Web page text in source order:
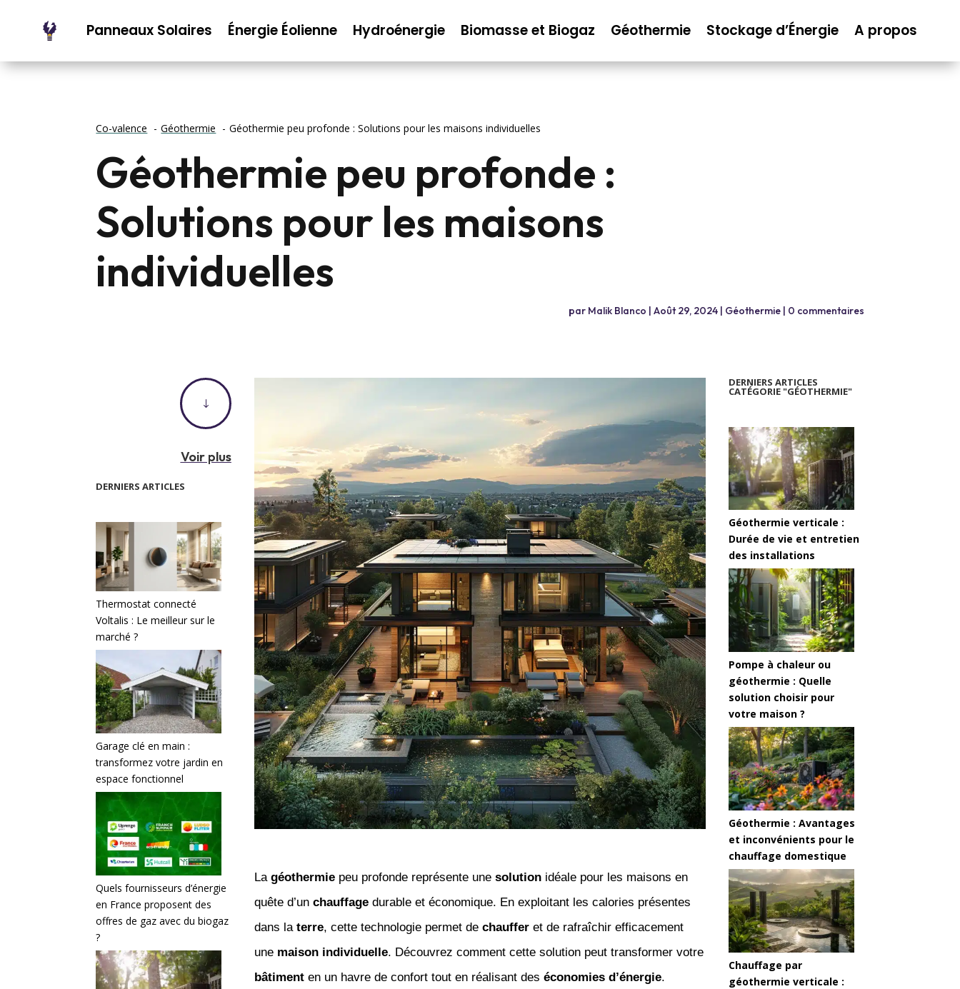
Panneaux Solaires Énergie Éolienne Hydroénergie Biomasse et Biogaz Géothermie Stockage d’Énergie A propos
Co-valence Géothermie Géothermie peu profonde : Solutions pour les maisons individuelles
Géothermie peu profonde :
Solutions pour les maisons
individuelles
par Malik Blanco | Août 29, 2024| Géothermie| 0 commentaires
"
Voir plus
DERNIERS ARTICLES
Thermostat connecté
Voltalis : Le meilleur sur le
marché ?
Garage clé en main :
transformez votre jardin en
espace fonctionnel
Quels fournisseurs d’énergie
en France proposent des
offres de gaz avec du biogaz
?
La géothermiepeu profonde représente une solutionidéale pour les maisons en
quête d’un chauffagedurable et économique. En exploitant les calories présentes
dans la terre, cette technologie permet de chaufferet de rafraîchir efficacement
une maison individuelle. Découvrez comment cette solution peut transformer votre
bâtimenten un havre de confort tout en réalisant des économies d’énergie.
DERNIERS ARTICLES
CATÉGORIE "GÉOTHERMIE"
Géothermie verticale :
Durée de vie et entretien
des installations
Pompe à chaleur ou
géothermie : Quelle
solution choisir pour
votre maison ?
Géothermie : Avantages
et inconvénients pour le
chauffage domestique
Chauffage par
géothermie verticale :